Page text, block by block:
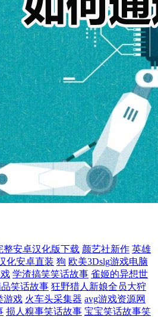
整安卓汉化版下载 颜艺社新作 英雄
化安卓直装 狗 欧美3Dslg游戏电脑
学渣搞笑笑话故事 雀姬的异想世
笑话故事 狂野猎人新娘全员大狩
游戏 火车头采集器 avg游戏资源网
损人糗事笑话故事 宝宝笑话故事笑